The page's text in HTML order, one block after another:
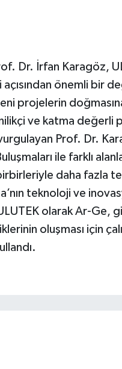
Dr. İrfan Karagöz,
açısından önemli bir
projelerin doğmasına
ve katma değerli
Prof. Dr.
ile farklı
daha fazla
teknoloji ve
olarak Ar-Ge,
oluşması için